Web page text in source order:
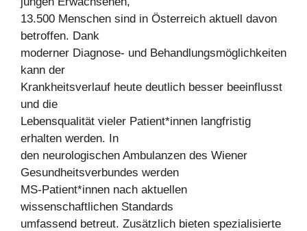
13.500 Menschen sind in Österreich aktuell davon
betroffen. Dank
moderner Diagnose- und Behandlungsmöglichkeiten
kann der
Krankheitsverlauf heute deutlich besser beeinflusst
und die
Lebensqualität vieler Patient*innen langfristig
erhalten werden. In
den neurologischen Ambulanzen des Wiener
Gesundheitsverbundes werden
MS-Patient*innen nach aktuellen
wissenschaftlichen Standards
umfassend betreut. Zusätzlich bieten spezialisierte